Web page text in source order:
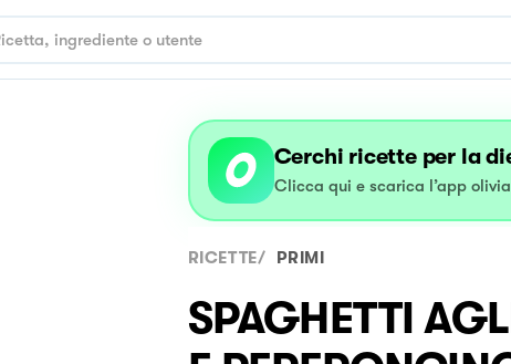
Cerchi ricette per la
Clicca qui e scarica l’app
RICETTE/ PRIMI
SPAGHETTI